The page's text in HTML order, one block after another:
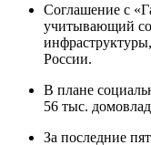
Соглашение с
учитывающий
России.
В плане
56 тыс.
За последние